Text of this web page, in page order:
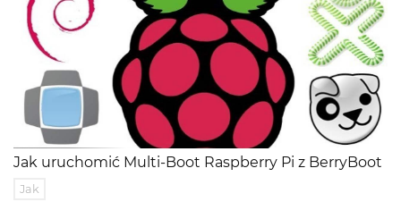
Jak uruchomić Multi-Boot Raspberry Pi z BerryBoot
Jak